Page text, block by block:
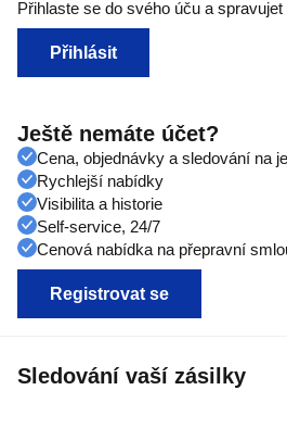
Přihlaste se do svého úču a
Přihlásit
Ještě nemáte účet?
Cena, objednávky a sledování na
Rychlejší nabídky
Visibilita a historie
Self-service, 24/7
Cenová nabídka na přepravní
Registrovat se
Sledování vaší zásilky